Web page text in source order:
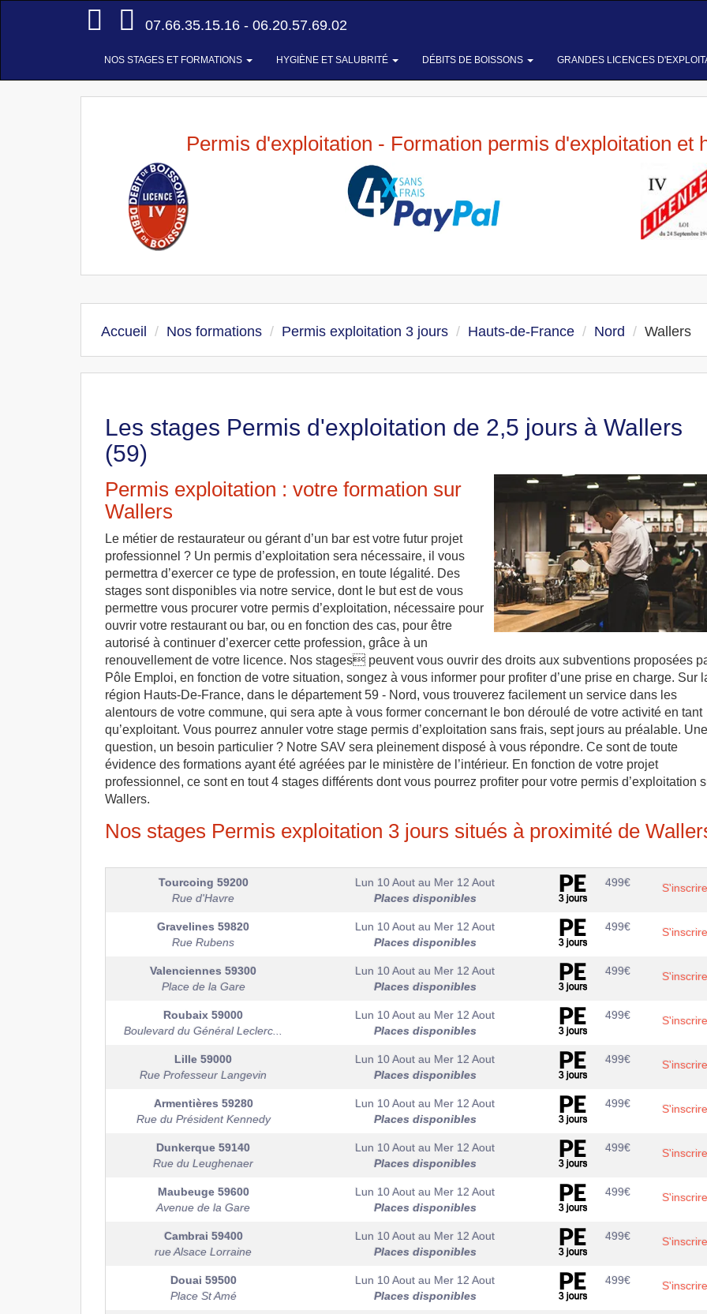
Accueil
07.66.35.15.16 - 06.20.57.69.02
NOS STAGES ET FORMATIONS HYGIÈNE ET SALUBRITÉ DÉBITS DE BOISSONS GRANDES LICENCES
Permis d'exploitation - Formation permis d'exploitation et
Accueil Nos formations Permis exploitation 3 jours Hauts-de-France Nord Wallers
Les stages Permis d'exploitation de 2,5 jours à Wallers
(59)
Permis exploitation : votre formation sur
Wallers
Le métier de restaurateur ou gérant d’un bar est votre futur projet
professionnel ? Un permis d’exploitation sera nécessaire, il vous
permettra d’exercer ce type de profession, en toute légalité. Des
stages sont disponibles via notre service, dont le but est de vous
permettre vous procurer votre permis d’exploitation, nécessaire pour
ouvrir votre restaurant ou bar, ou en fonction des cas, pour être
autorisé à continuer d’exercer cette profession, grâce à un
renouvellement de votre licence. Nos stages peuvent vous ouvrir des droits aux subventions proposées
Pôle Emploi, en fonction de votre situation, songez à vous informer pour profiter d’une prise en charge. Sur
région Hauts-De-France, dans le département 59 - Nord, vous trouverez facilement un service dans les
alentours de votre commune, qui sera apte à vous former concernant le bon déroulé de votre activité en tant
qu’exploitant. Vous pourrez annuler votre stage permis d’exploitation sans frais, sept jours au préalable. Une
question, un besoin particulier ? Notre SAV sera pleinement disposé à vous répondre. Ce sont de toute
évidence des formations ayant été agréées par le ministère de l’intérieur. En fonction de votre projet
professionnel, ce sont en tout 4 stages différents dont vous pourrez profiter pour votre permis d’exploitation
Wallers.
Nos stages Permis exploitation 3 jours situés à proximité de
Tourcoing 59200
Rue d'Havre
Lun 10 Aout au Mer 12 Aout
Places disponibles
499€ S'inscrire
Gravelines 59820
Rue Rubens
Lun 10 Aout au Mer 12 Aout
Places disponibles
499€ S'inscrire
Valenciennes 59300
Place de la Gare
Lun 10 Aout au Mer 12 Aout
Places disponibles
499€ S'inscrire
Roubaix 59000
Boulevard du Général Leclerc...
Lun 10 Aout au Mer 12 Aout
Places disponibles
499€ S'inscrire
Lille 59000
Rue Professeur Langevin
Lun 10 Aout au Mer 12 Aout
Places disponibles
499€ S'inscrire
Armentières 59280
Rue du Président Kennedy
Lun 10 Aout au Mer 12 Aout
Places disponibles
499€ S'inscrire
Dunkerque 59140
Rue du Leughenaer
Lun 10 Aout au Mer 12 Aout
Places disponibles
499€ S'inscrire
Maubeuge 59600
Avenue de la Gare
Lun 10 Aout au Mer 12 Aout
Places disponibles
499€ S'inscrire
Cambrai 59400
rue Alsace Lorraine
Lun 10 Aout au Mer 12 Aout
Places disponibles
499€ S'inscrire
Douai 59500
Place St Amé
Lun 10 Aout au Mer 12 Aout
Places disponibles
499€ S'inscrire